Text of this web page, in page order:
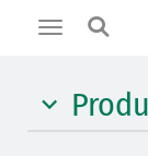
Toggle